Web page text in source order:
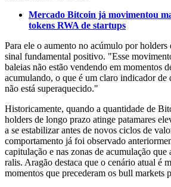
Mercado Bitcoin já movimentou
tokens RWA de startups
Para ele o aumento no acúmulo por
sinal fundamental positivo. "Esse
baleias não estão vendendo em momentos
acumulando, o que é um claro indicador de
não está superaquecido."
Historicamente, quando a quantidade de
holders de longo prazo atinge patamares
a se estabilizar antes de novos ciclos de
comportamento já foi observado
capitulação e nas zonas de acumulação que
ralis. Aragão destaca que o cenário atual é
momentos que precederam os bull markets